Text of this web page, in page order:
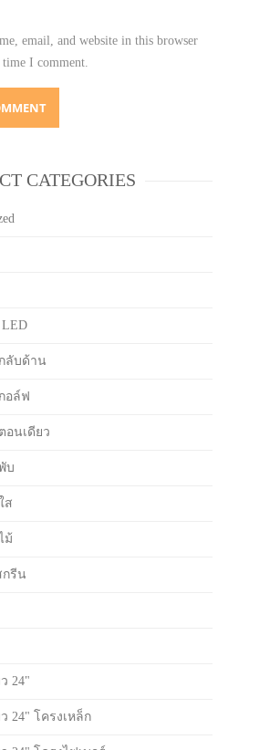
email, and website in this browser
I comment.
CATEGORIES
ลับด้าน
อล์ฟ
อนเดียว
บ
ส
ม้
กรีน
24"
24" โครงเหล็ก